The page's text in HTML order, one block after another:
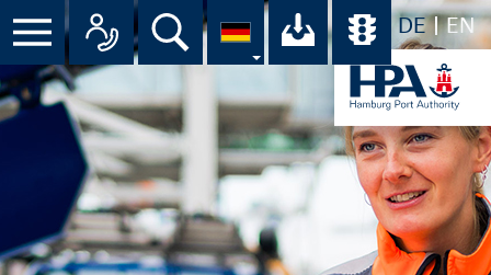
DE EN
Suche Ihr Download-